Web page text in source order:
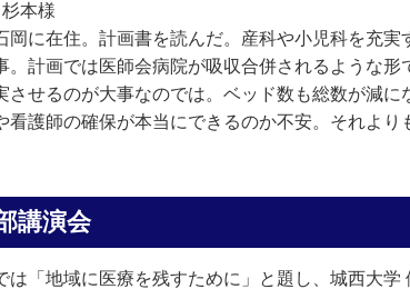
杉本様
岡に在住。計画書を読んだ。産科や小児科を充
。計画では医師会病院が吸収合併されるような
させるのが大事なのでは。ベッド数も総数が減
看護師の確保が本当にできるのか不安。それよ
講演会
は「地域に医療を残すために」と題し、城西大学